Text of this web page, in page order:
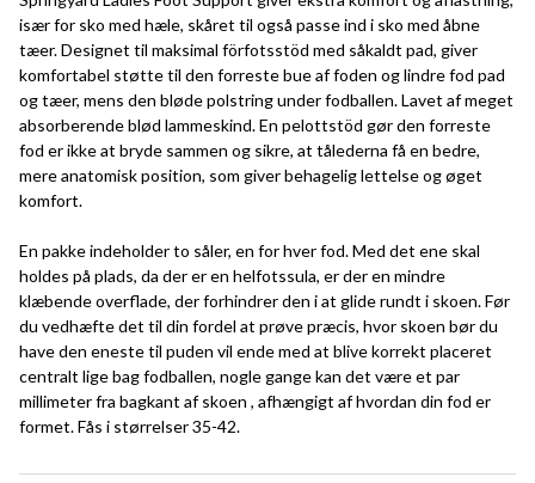
især for sko med hæle, skåret til også passe ind i sko med åbne
tæer. Designet til maksimal förfotsstöd med såkaldt pad, giver
komfortabel støtte til den forreste bue af foden og lindre fod pad
og tæer, mens den bløde polstring under fodballen. Lavet af meget
absorberende blød lammeskind. En pelottstöd gør den forreste
fod er ikke at bryde sammen og sikre, at tålederna få en bedre,
mere anatomisk position, som giver behagelig lettelse og øget
komfort.
En pakke indeholder to såler, en for hver fod. Med det ene skal
holdes på plads, da der er en helfotssula, er der en mindre
klæbende overflade, der forhindrer den i at glide rundt i skoen. Før
du vedhæfte det til din fordel at prøve præcis, hvor skoen bør du
have den eneste til puden vil ende med at blive korrekt placeret
centralt lige bag fodballen, nogle gange kan det være et par
millimeter fra bagkant af skoen , afhængigt af hvordan din fod er
formet. Fås i størrelser 35-42.